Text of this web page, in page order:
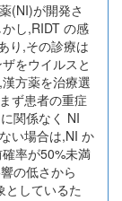
(NI)が開発さ
し,RIDT の感
り,その診療は
をウイルスと
方薬を治療選
ず患者の重症
関係なく NI
い場合は,NI か
率が50%未満
の低さから
としているた